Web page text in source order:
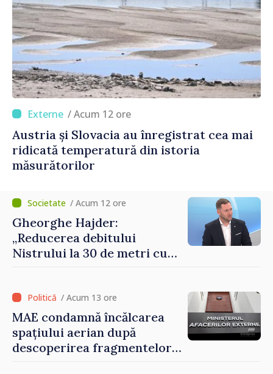
/ Acum 12 ore
Austria și Slovacia au înregistrat cea mai
ridicată temperatură din istoria
măsurătorilor
/ Acum 12 ore
Gheorghe Hajder:
„Reducerea debitului
Nistrului la 30 de metri cubi
/ Acum 13 ore
MAE condamnă încălcarea
spațiului aerian după
descoperirea fragmentelor